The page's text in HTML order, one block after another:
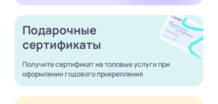
Подарочные
сертификаты
Получите сертификат на топовые услуги при
оформлении годового прикрепления